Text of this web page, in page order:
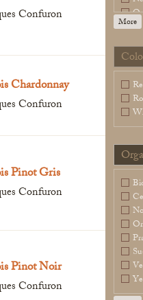
More
No
Confuron
Chardonnay
Confuron
Pinot Gris
Confuron
Pinot Noir
Confuron